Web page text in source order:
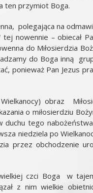
ten przymiot Boga.
polegająca na
nowennie – obiecał
do Miłosierdzia
do Boga inną
ponieważ Pan Jezus
obraz
o miłosierdziu
tego
niedziela po
przez obchodzenie
czci Boga w
z nim wielkie